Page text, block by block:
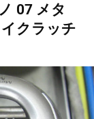
07 メタ
クラッチ